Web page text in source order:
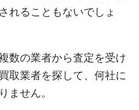
れることもないでしょ
数の業者から査定を受け
取業者を探して、何社に
ません。